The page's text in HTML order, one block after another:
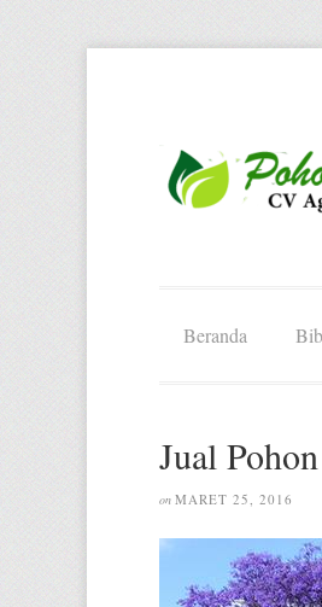
Beranda
Jual
on MARET 25, 2016